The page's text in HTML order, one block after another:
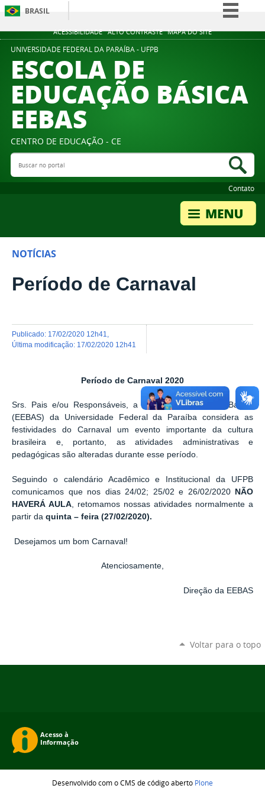
ACESSIBILIDADE ALTO CONTRASTE MAPA DO SITE
BRASIL
Simplifique!
Acesso à informação
Legislação
UNIVERSIDADE FEDERAL DA PARAÍBA - UFPB
ESCOLA DE
EDUCAÇÃO BÁSICA
EEBAS
CENTRO DE EDUCAÇÃO - CE
Buscar no portal
Contato
NOTÍCIAS
Período de Carnaval
publicado: 17/02/2020 12h41
última modificação: 17/02/2020 12h41
Período de Carnaval 2020
Srs. Pais e/ou Responsáveis, a Escola de Educação Básica
(EEBAS) da Universidade Federal da Paraíba considera as
festividades do Carnaval um evento importante da cultura
brasileira e, portanto, as atividades administrativas e
pedagógicas são alteradas durante esse período.
Seguindo o calendário Acadêmico e Institucional da UFPB
comunicamos que nos dias 24/02; 25/02 e 26/02/2020 NÃO
HAVERÁ AULA, retomamos nossas atividades normalmente a
partir da quinta – feira (27/02/2020).
Desejamos um bom Carnaval!
Atenciosamente,
Direção da EEBAS
Voltar para o topo
Desenvolvido com o CMS de código aberto Plone